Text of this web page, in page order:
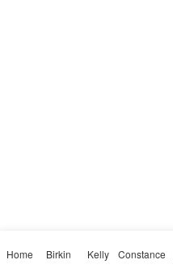
Home Birkin Kelly Constance